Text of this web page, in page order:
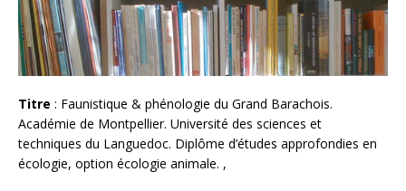
Titre : Faunistique & phénologie du Grand Barachois.
Académie de Montpellier. Université des sciences et
techniques du Languedoc. Diplôme d’études approfondies en
écologie, option écologie animale. ,